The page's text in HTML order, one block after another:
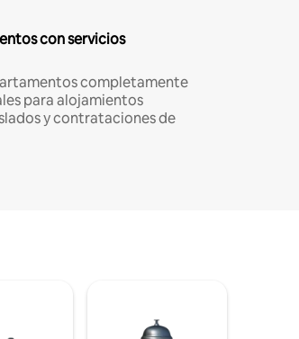
con servicios
completamente
para alojamientos
y contrataciones de